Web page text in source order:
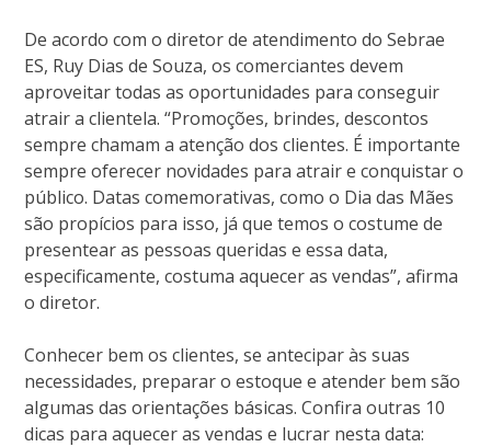
De acordo com o diretor de atendimento do Sebrae
ES, Ruy Dias de Souza, os comerciantes devem
aproveitar todas as oportunidades para conseguir
atrair a clientela. “Promoções, brindes, descontos
sempre chamam a atenção dos clientes. É importante
sempre oferecer novidades para atrair e conquistar o
público. Datas comemorativas, como o Dia das Mães
são propícios para isso, já que temos o costume de
presentear as pessoas queridas e essa data,
especificamente, costuma aquecer as vendas”, afirma
o diretor.
Conhecer bem os clientes, se antecipar às suas
necessidades, preparar o estoque e atender bem são
algumas das orientações básicas. Confira outras 10
dicas para aquecer as vendas e lucrar nesta data: